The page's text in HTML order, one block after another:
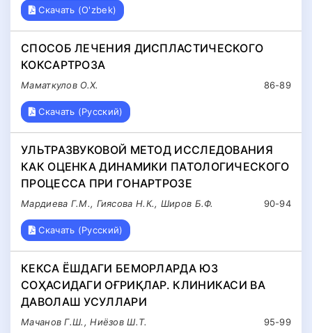
Скачать (O'zbek)
СПОСОБ ЛЕЧЕНИЯ ДИСПЛАСТИЧЕСКОГО
КОКСАРТРОЗА
86-89
Маматкулов О.Х.
Скачать (Русский)
УЛЬТРАЗВУКОВОЙ МЕТОД ИССЛЕДОВАНИЯ
КАК ОЦЕНКА ДИНАМИКИ ПАТОЛОГИЧЕСКОГО
ПРОЦЕССА ПРИ ГОНАРТРОЗЕ
90-94
Мардиева Г.М., Гиясова Н.К., Широв Б.Ф.
Скачать (Русский)
КЕКСА ЁШДАГИ БЕМОРЛАРДА ЮЗ
СОҲАСИДАГИ ОҒРИҚЛАР. КЛИНИКАСИ ВА
ДАВОЛАШ УСУЛЛАРИ
95-99
Мачанов Г.Ш., Ниёзов Ш.Т.